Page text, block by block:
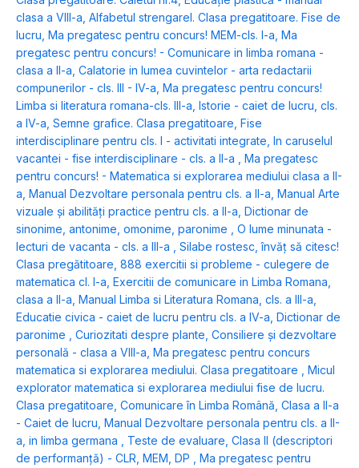
clasa a VIII-a Alfabetul strengarel. Clasa pregatitoare. Fise de
lucru Ma pregatesc pentru concurs! MEM-cls. I-a Ma
pregatesc pentru concurs! - Comunicare in limba romana -
clasa a II-a Calatorie in lumea cuvintelor - arta redactarii
compunerilor - cls. III - IV-a Ma pregatesc pentru concurs!
Limba si literatura romana-cls. III-a Istorie - caiet de lucru, cls.
a IV-a Semne grafice. Clasa pregatitoare Fise
interdisciplinare pentru cls. I - activitati integrate In caruselul
vacantei - fise interdisciplinare - cls. a II-a
Ma pregatesc
pentru concurs! - Matematica si explorarea mediului clasa a II-
a Manual Dezvoltare personala pentru cls. a II-a Manual Arte
vizuale și abilități practice pentru cls. a II-a Dictionar de
sinonime, antonime, omonime, paronime
O lume minunata -
lecturi de vacanta - cls. a III-a
Silabe rostesc, învăț să citesc!
Clasa pregătitoare 888 exercitii si probleme - culegere de
matematica cl. I-a Exercitii de comunicare in Limba Romana,
clasa a II-a Manual Limba si Literatura Romana, cls. a III-a
Educatie civica - caiet de lucru pentru cls. a IV-a Dictionar de
paronime
Curiozitati despre plante Consiliere și dezvoltare
personală - clasa a VIII-a Ma pregatesc pentru concurs
matematica si explorarea mediului. Clasa pregatitoare
Micul
explorator matematica si explorarea mediului fise de lucru.
Clasa pregatitoare Comunicare în Limba Română, Clasa a II-a
- Caiet de lucru Manual Dezvoltare personala pentru cls. a II-
a, in limba germana
Teste de evaluare, Clasa II (descriptori
de performanță) - CLR, MEM, DP
Ma pregatesc pentru